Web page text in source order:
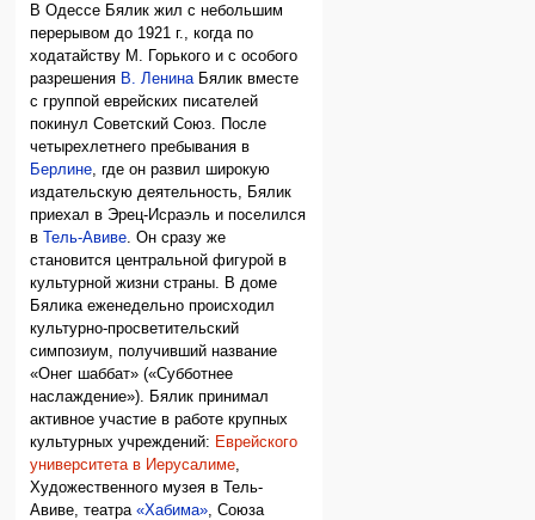
В Одессе Бялик жил с небольшим
перерывом до 1921 г., когда по
ходатайству М. Горького и с особого
разрешения В. Ленина Бялик вместе
с группой еврейских писателей
покинул Советский Союз. После
четырехлетнего пребывания в
Берлине , где он развил широкую
издательскую деятельность, Бялик
приехал в Эрец-Исраэль и поселился
вТель-Авиве . Он сразу же
становится центральной фигурой в
культурной жизни страны. В доме
Бялика еженедельно происходил
культурно-просветительский
симпозиум, получивший название
«Онег шаббат» («Субботнее
наслаждение»). Бялик принимал
активное участие в работе крупных
культурных учреждений: Еврейского
университета в Иерусалиме
Художественного музея в Тель-
Авиве, театра«Хабима» , Союза